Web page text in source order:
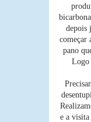
depois
começar
pano
Logo
e a visita